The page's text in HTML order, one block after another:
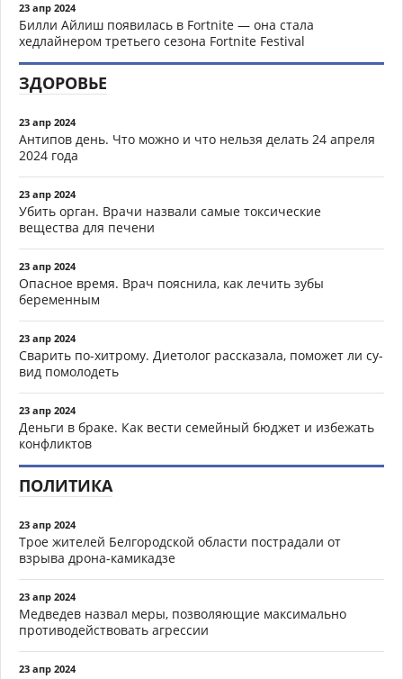
23 апр 2024
Билли Айлиш появилась в Fortnite — она стала
хедлайнером третьего сезона Fortnite Festival
ЗДОРОВЬЕ
23 апр 2024
Антипов день. Что можно и что нельзя делать 24 апреля
2024 года
23 апр 2024
Убить орган. Врачи назвали самые токсические
вещества для печени
23 апр 2024
Опасное время. Врач пояснила, как лечить зубы
беременным
23 апр 2024
Сварить по-хитрому. Диетолог рассказала, поможет ли су-
вид помолодеть
23 апр 2024
Деньги в браке. Как вести семейный бюджет и избежать
конфликтов
ПОЛИТИКА
23 апр 2024
Трое жителей Белгородской области пострадали от
взрыва дрона-камикадзе
23 апр 2024
Медведев назвал меры, позволяющие максимально
противодействовать агрессии
23 апр 2024